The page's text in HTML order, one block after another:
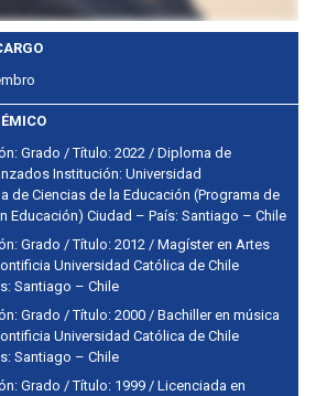
Grado / Título: 2022 / Diploma de
Institución: Universidad
de Ciencias de la Educación (Programa de
Educación) Ciudad – País: Santiago – Chile
Grado / Título: 2012 / Magíster en Artes
Universidad Católica de Chile
Santiago – Chile
Grado / Título: 2000 / Bachiller en música
Universidad Católica de Chile
Santiago – Chile
Grado / Título: 1999 / Licenciada en